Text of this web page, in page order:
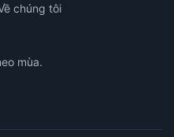
chúng tôi
mùa.